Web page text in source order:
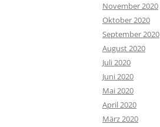
November 2020
Oktober 2020
September 2020
August 2020
Juli 2020
Juni 2020
Mai 2020
April 2020
März 2020